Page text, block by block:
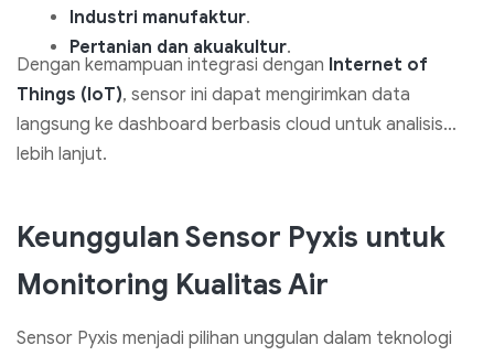
Industri manufaktur.
Pertanian dan akuakultur.
Dengan kemampuan integrasi dengan Internet of
Things (IoT), sensor ini dapat mengirimkan data
langsung ke dashboard berbasis cloud untuk analisis
lebih lanjut.
Keunggulan Sensor Pyxis untuk
Monitoring Kualitas Air
Sensor Pyxis menjadi pilihan unggulan dalam teknologi